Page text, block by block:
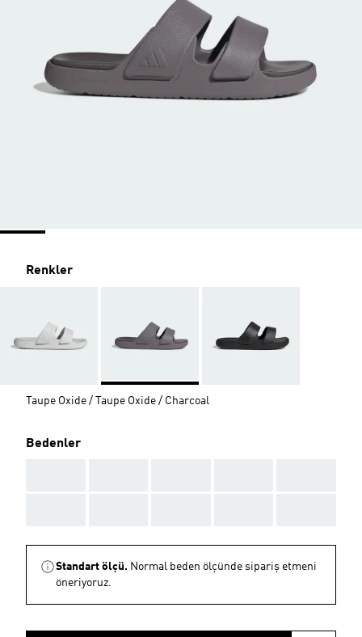
Renkler
Taupe Oxide / Taupe Oxide / Charcoal
Bedenler
Standart ölçü. Normal beden ölçünde sipariş etmeni
öneriyoruz.